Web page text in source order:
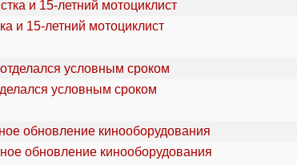
и 15-летний мотоциклист
условным сроком
обновление кинооборудования